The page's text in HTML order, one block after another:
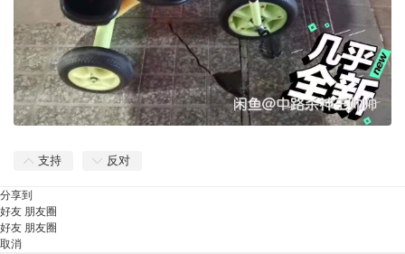
支持 反对
分享到
好友 朋友圈
好友 朋友圈
取消